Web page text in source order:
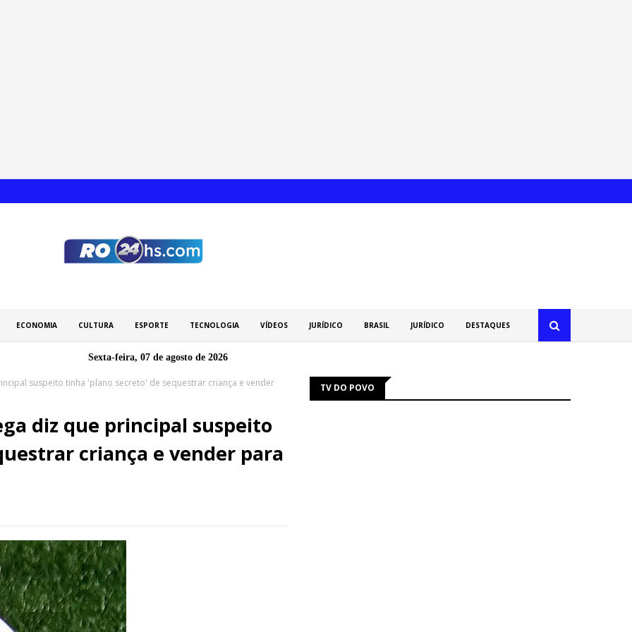
ECONOMIA CULTURA ESPORTE TECNOLOGIA VÍDEOS JURÍDICO BRASIL JURÍDICO DESTAQUES
Sexta-feira, 07 de agosto de 2026
suspeito tinha 'plano secreto' de sequestrar criança e vender
diz que principal suspeito
criança e vender para
TV DO POVO